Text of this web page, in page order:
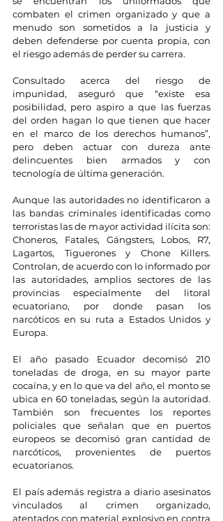
combaten el crimen organizado y que a
menudo son sometidos a la justicia y
deben defenderse por cuenta propia, con
el riesgo además de perder su carrera.
Consultado acerca del riesgo de
impunidad, aseguró que “existe esa
posibilidad, pero aspiro a que las fuerzas
del orden hagan lo que tienen que hacer
en el marco de los derechos humanos”,
pero deben actuar con dureza ante
delincuentes bien armados y con
tecnología de última generación.
Aunque las autoridades no identificaron a
las bandas criminales identificadas como
terroristas las de mayor actividad ilícita son:
Choneros, Fatales, Gángsters, Lobos, R7,
Lagartos, Tiguerones y Chone Killers.
Controlan, de acuerdo con lo informado por
las autoridades, amplios sectores de las
provincias especialmente del litoral
ecuatoriano, por donde pasan los
narcóticos en su ruta a Estados Unidos y
Europa.
El año pasado Ecuador decomisó 210
toneladas de droga, en su mayor parte
cocaína, y en lo que va del año, el monto se
ubica en 60 toneladas, según la autoridad.
También son frecuentes los reportes
policiales que señalan que en puertos
europeos se decomisó gran cantidad de
narcóticos, provenientes de puertos
ecuatorianos.
El país además registra a diario asesinatos
vinculados al crimen organizado,
atentados con material explosivo en contra